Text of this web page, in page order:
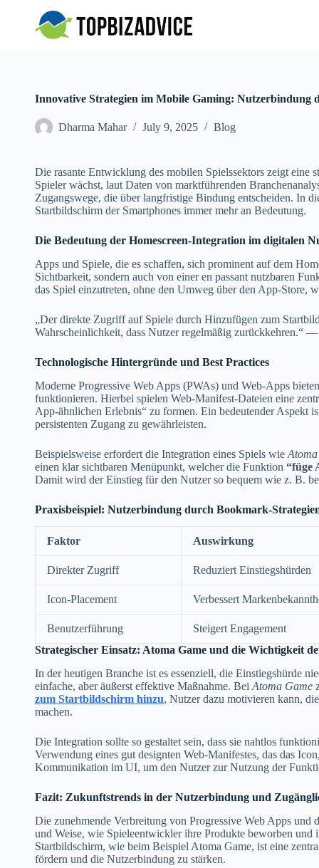
Innovative Strategien im Mobile Gaming:
Dharma Mahar July 9, 2025 Blog
Die rasante Entwicklung des mobilen Spielssektors zeigt
Spieler wächst, laut Daten von marktführenden
Zugangswege, die über langfristige Bindung entscheiden. In
Startbildschirm der Smartphones immer mehr an Bedeutung.
Die Bedeutung der Homescreen-Integration im digitalen
Apps und Spiele, die es schaffen, sich prominent auf dem
Sichtbarkeit, sondern auch von einer en passant nutzbaren
das Spiel einzutreten, ohne den Umweg über den App-Store,
„Der direkte Zugriff auf Spiele durch Hinzufügen zum
Wahrscheinlichkeit, dass Nutzer regelmäßig zurückkehren.“
Technologische Hintergründe und Best Practices
Moderne Progressive Web Apps (PWAs) und Web-Apps
funktionieren. Hierbei spielen Web-Manifest-Dateien eine
App-ähnlichen Erlebnis“ zu formen. Ein bedeutender Aspekt
persistenten Zugang zu gewährleisten.
Beispielsweise erfordert die Integration eines Spiels wie
einen klar sichtbaren Menüpunkt, welcher die Funktion “füge
Damit wird der Einstieg für den Nutzer so bequem wie z. B.
Praxisbeispiel: Nutzerbindung durch Bookmark-
Faktor Auswirkung
Direkter Zugriff Reduziert Einstiegshürden
Icon-Placement Verbessert
Benutzerführung
Steigert Engagement
Strategischer Einsatz: Atoma Game und die Wichtigkeit
In der heutigen Branche ist es essenziell, die Einstiegshürde
einfache, aber äußerst effektive Maßnahme. Bei Atoma Game
zum Startbildschirm hinzu, Nutzer dazu motivieren kann,
machen.
Die Integration sollte so gestaltet sein, dass sie nahtlos
Verwendung eines gut designten Web-Manifestes, das das
Kommunikation im UI, um den Nutzer zur Nutzung der
Fazit: Zukunftstrends in der Nutzerbindung und
Die zunehmende Verbreitung von Progressive Web Apps
und Weise, wie Spieleentwickler ihre Produkte beworben
Startbildschirm, wie beim Beispiel Atoma Game, ist eine
fördern und die Nutzerbindung zu stärken.